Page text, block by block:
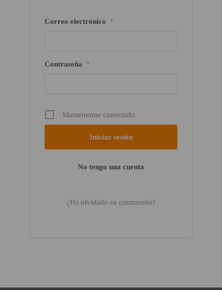
Correo electrónico *
Contraseña *
Mantenerme conectado
No tengo una cuenta
¿Ha olvidado su contraseña?